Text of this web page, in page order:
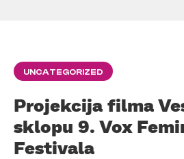
UNCATEGORIZED
Projekcija filma
sklopu 9. Vox
Festivala